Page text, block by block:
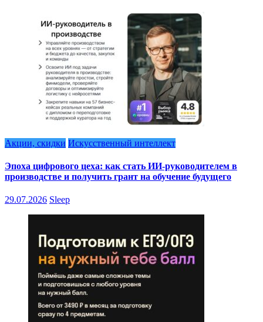
Акции, скидки Искусственный интеллект
Эпоха цифрового цеха: как стать ИИ-руководителем в
производстве и получить грант на обучение будущего
29.07.2026 Sleep